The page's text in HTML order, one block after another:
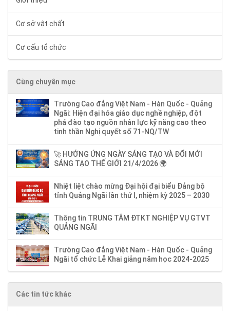
Cơ sở vật chất
Cơ cấu tổ chức
Cùng chuyên mục
Trường Cao đẳng Việt Nam - Hàn Quốc - Quảng
Ngãi: Hiện đại hóa giáo dục nghề nghiệp, đột
phá đào tạo nguồn nhân lực kỹ năng cao theo
tinh thần Nghị quyết số 71-NQ/TW
🚀 HƯỞNG ỨNG NGÀY SÁNG TẠO VÀ ĐỔI MỚI
SÁNG TẠO THẾ GIỚI 21/4/2026 🌍
Nhiệt liệt chào mừng Đại hội đại biểu Đảng bộ
tỉnh Quảng Ngãi lần thứ I, nhiệm kỳ 2025 – 2030
Thông tin TRUNG TÂM ĐTKT NGHIỆP VỤ GTVT
QUẢNG NGÃI
Trường Cao đẳng Việt Nam - Hàn Quốc - Quảng
Ngãi tổ chức Lễ Khai giảng năm học 2024-2025
Các tin tức khác